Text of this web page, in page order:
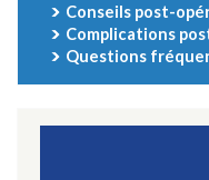
Conseils post-
Complications
Questions